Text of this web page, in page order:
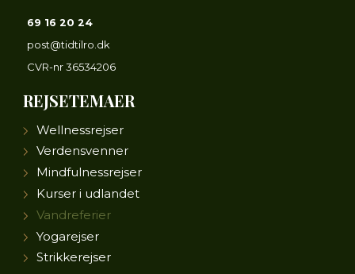
69 16 20 24
post@tidtilro.dk
CVR-nr 36534206
REJSETEMAER
Wellnessrejser
Verdensvenner
Mindfulnessrejser
Kurser i udlandet
Vandreferier
Yogarejser
Strikkerejser